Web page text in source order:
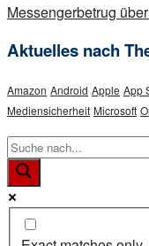
Messengerbetrug
Aktuelles nach
Amazon Android Apple App
Mediensicherheit Microsoft